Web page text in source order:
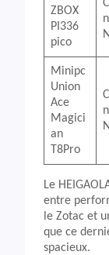
ZBOX
PI336
pico
n
Minipc
Union
Ace
Magici
an
T8Pro
n
Le
entre
le Zotac et
que ce
spacieux.